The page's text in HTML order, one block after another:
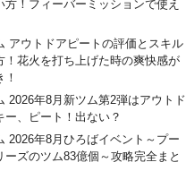
方！フィーバーミッションで使え
アウトドアピートの評価とスキル
！花火を打ち上げた時の爽快感が
2026年8月新ツム第2弾はアウトド
ー、ピート！出ない？
2026年8月ひろばイベント～プー
ーズのツム83億個～攻略完全まと